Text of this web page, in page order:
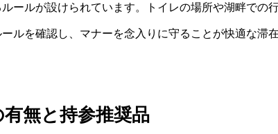
ールが設けられています。トイレの場所や湖畔での
ルを確認し、マナーを念入りに守ることが快適な滞在
無と持参推奨品